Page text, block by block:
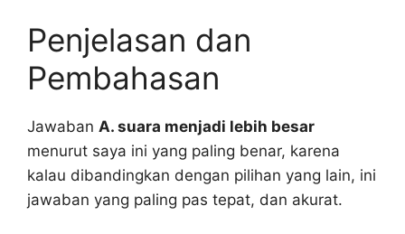
Penjelasan dan
Pembahasan
Jawaban A. suara menjadi lebih besar
menurut saya ini yang paling benar, karena
kalau dibandingkan dengan pilihan yang lain, ini
jawaban yang paling pas tepat, dan akurat.